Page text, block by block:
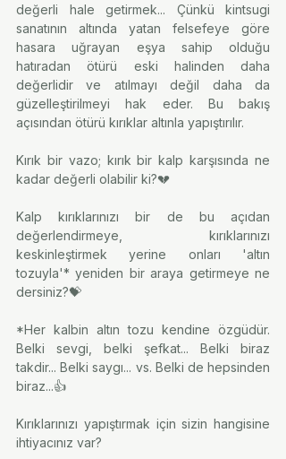
değerli hale getirmek... Çünkü kintsugi
sanatının altında yatan felsefeye göre
hasara uğrayan eşya sahip olduğu
hatıradan ötürü eski halinden daha
değerlidir ve atılmayı değil daha da
güzelleştirilmeyi hak eder. Bu bakış
açısından ötürü kırıklar altınla yapıştırılır.
Kırık bir vazo; kırık bir kalp karşısında ne
kadar değerli olabilir ki?💔
Kalp kırıklarınızı bir de bu açıdan
değerlendirmeye, kırıklarınızı
keskinleştirmek yerine onları 'altın
tozuyla'* yeniden bir araya getirmeye ne
dersiniz?💝
*Her kalbin altın tozu kendine özgüdür.
Belki sevgi, belki şefkat... Belki biraz
takdir... Belki saygı... vs. Belki de hepsinden
biraz...👍⠀
Kırıklarınızı yapıştırmak için sizin hangisine
ihtiyacınız var?